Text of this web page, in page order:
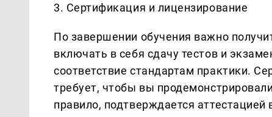
3. Сертификация и лицензирование
По завершении обучения важно
включать в себя сдачу тестов и
соответствие стандартам практики.
требует, чтобы вы
правило, подтверждается